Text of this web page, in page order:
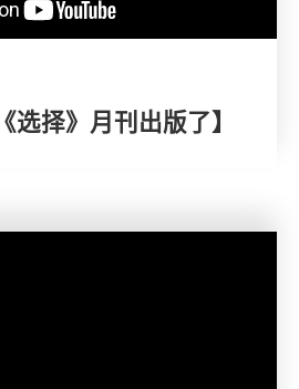
选择》月刊出版了】